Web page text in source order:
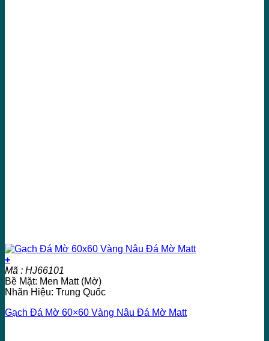
+
Mã : HJ66101
Bề Mặt: Men Matt (Mờ)
Nhãn Hiệu: Trung Quốc
Gạch Đá Mờ 60×60 Vàng Nâu Đá Mờ Matt